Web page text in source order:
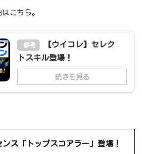
こちら。
参考
【ウイコレ】セレク
トスキル登場！
続きを見る
ス「トップスコアラー」登場！